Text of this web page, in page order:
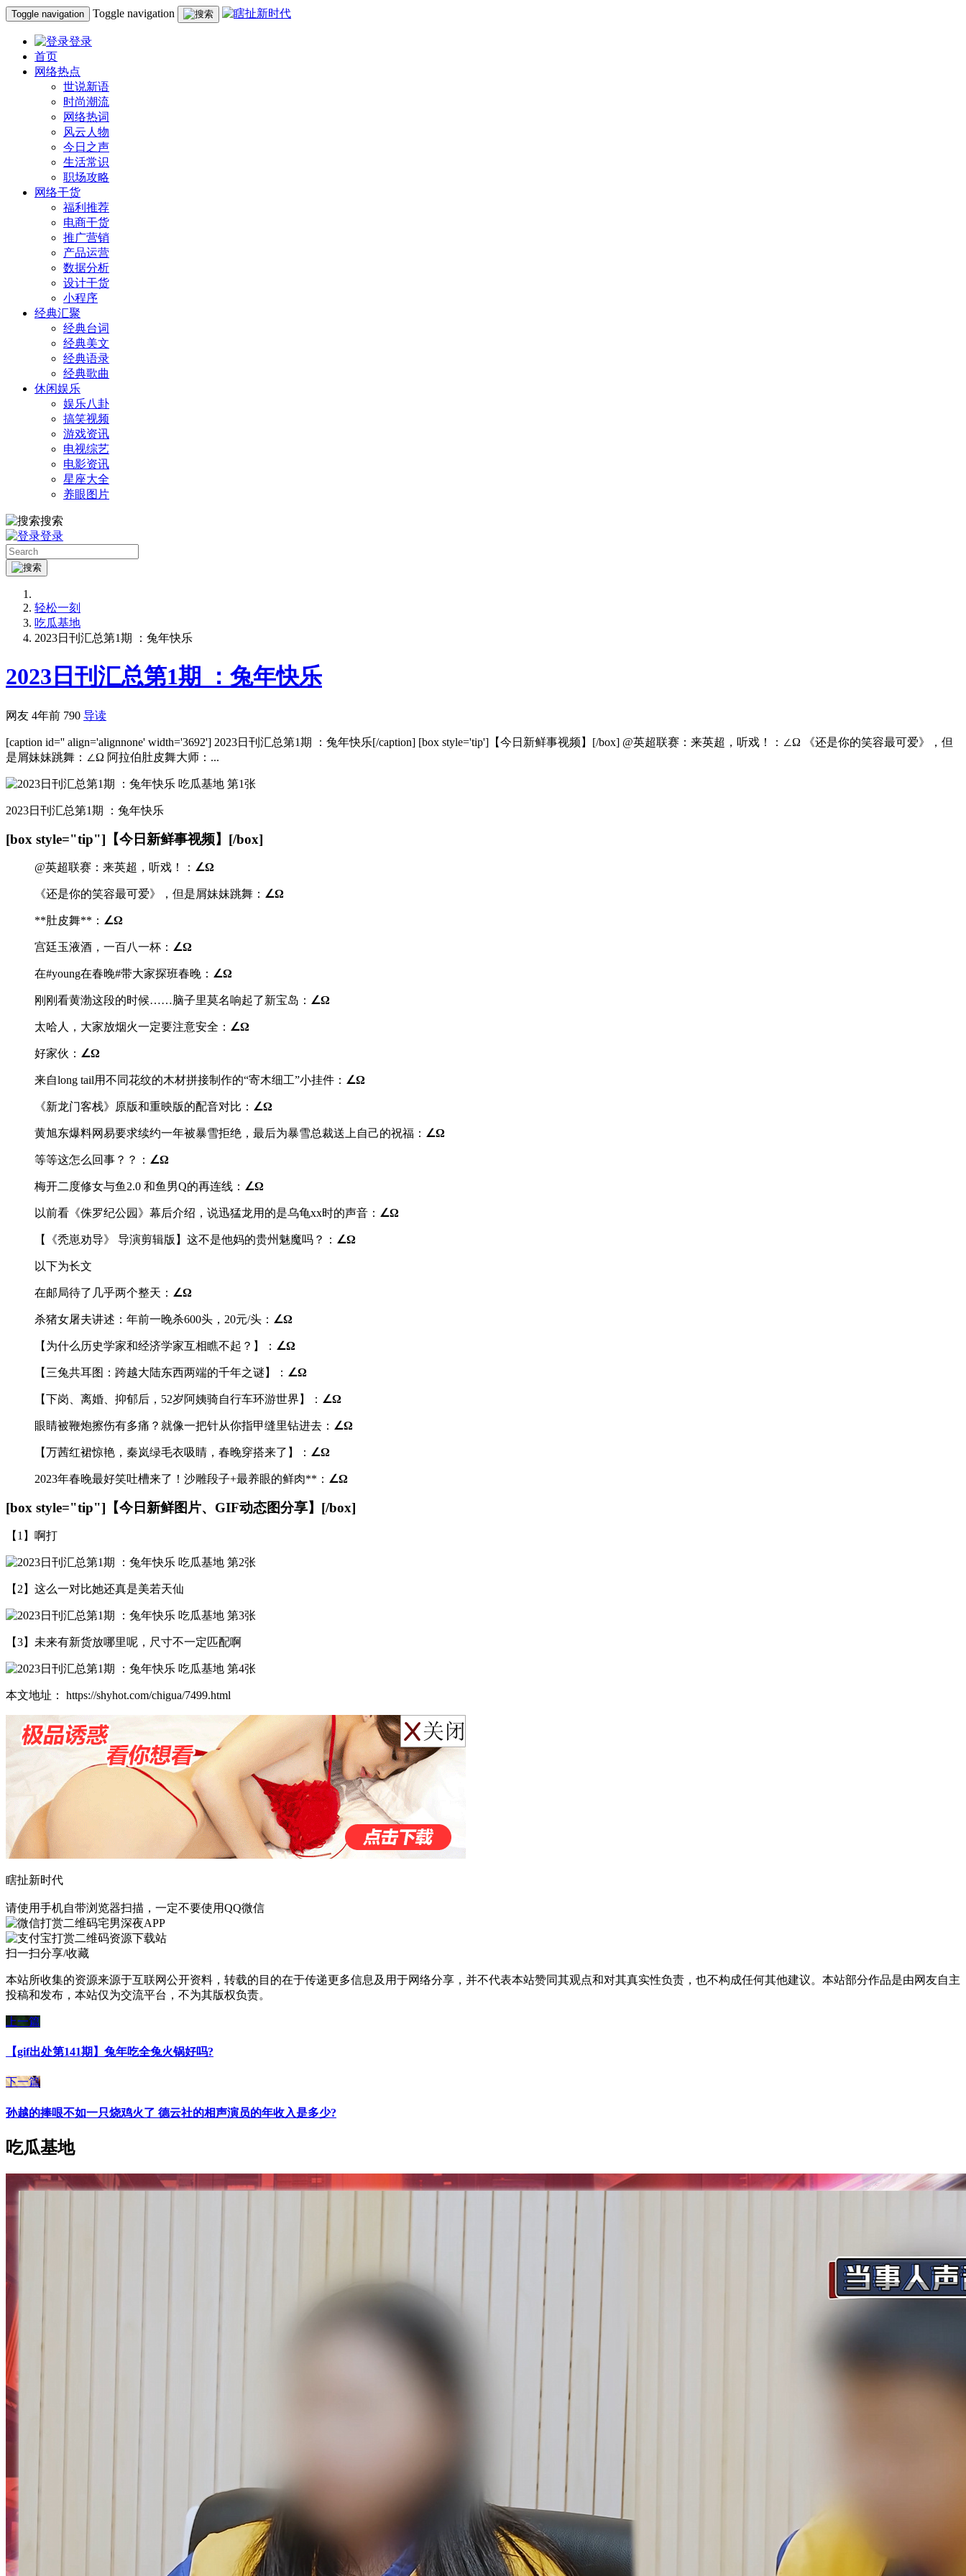
Toggle navigation Toggle navigation
登录
首页
网络热点
世说新语
时尚潮流
网络热词
风云人物
今日之声
生活常识
职场攻略
网络干货
福利推荐
电商干货
推广营销
产品运营
数据分析
设计干货
小程序
经典汇聚
经典台词
经典美文
经典语录
经典歌曲
休闲娱乐
娱乐八卦
搞笑视频
游戏资讯
电视综艺
电影资讯
星座大全
养眼图片
搜索
登录
轻松一刻
吃瓜基地
2023日刊汇总第1期 ：兔年快乐
2023日刊汇总第1期 ：兔年快乐
网友 4年前 790 导读
[caption id='' align='alignnone' width='3692'] 2023日刊汇总第1期 ：兔年快乐[/caption] [box style='tip']【今日新鲜事视频】[/box] @英超联赛：来英超，听戏！：∠Ω 《还是你的笑容最可爱》，但
是屑妹妹跳舞：∠Ω 阿拉伯肚皮舞大师：...
2023日刊汇总第1期 ：兔年快乐
[box style="tip"]【今日新鲜事视频】[/box]
@英超联赛：来英超，听戏！： ∠Ω
《还是你的笑容最可爱》，但是屑妹妹跳舞： ∠Ω
**肚皮舞**： ∠Ω
宫廷玉液酒，一百八一杯： ∠Ω
在#young在春晚#带大家探班春晚： ∠Ω
刚刚看黄渤这段的时候……脑子里莫名响起了新宝岛： ∠Ω
太哈人，大家放烟火一定要注意安全： ∠Ω
好家伙： ∠Ω
来自long tail用不同花纹的木材拼接制作的“寄木细工”小挂件： ∠Ω
《新龙门客栈》原版和重映版的配音对比： ∠Ω
黄旭东爆料网易要求续约一年被暴雪拒绝，最后为暴雪总裁送上自己的祝福： ∠Ω
等等这怎么回事？？： ∠Ω
梅开二度修女与鱼2.0 和鱼男Q的再连线： ∠Ω
以前看《侏罗纪公园》幕后介绍，说迅猛龙用的是乌龟xx时的声音： ∠Ω
【《秃崽劝导》 导演剪辑版】这不是他妈的贵州魅魔吗？： ∠Ω
以下为长文
在邮局待了几乎两个整天： ∠Ω
杀猪女屠夫讲述：年前一晚杀600头，20元/头： ∠Ω
【为什么历史学家和经济学家互相瞧不起？】： ∠Ω
【三兔共耳图：跨越大陆东西两端的千年之谜】： ∠Ω
【下岗、离婚、抑郁后，52岁阿姨骑自行车环游世界】： ∠Ω
眼睛被鞭炮擦伤有多痛？就像一把针从你指甲缝里钻进去： ∠Ω
【万茜红裙惊艳，秦岚绿毛衣吸睛，春晚穿搭来了】： ∠Ω
2023年春晚最好笑吐槽来了！沙雕段子+最养眼的鲜肉**： ∠Ω
[box style="tip"]【今日新鲜图片、GIF动态图分享】[/box]
【1】啊打
【2】这么一对比她还真是美若天仙
【3】未来有新货放哪里呢，尺寸不一定匹配啊
本文地址： https://shyhot.com/chigua/7499.html
瞎扯新时代
请使用手机自带浏览器扫描，一定不要使用QQ微信
宅男深夜APP
资源下载站
扫一扫分享/收藏
本站所收集的资源来源于互联网公开资料，转载的目的在于传递更多信息及用于网络分享，并不代表本站赞同其观点和对其真实性负责，也不构成任何其他建议。本站部分作品是由网友自主
投稿和发布，本站仅为交流平台，不为其版权负责。
上一篇
【gif出处第141期】兔年吃全兔火锅好吗?
下一篇
孙越的捧哏不如一只烧鸡火了 德云社的相声演员的年收入是多少?
吃瓜基地